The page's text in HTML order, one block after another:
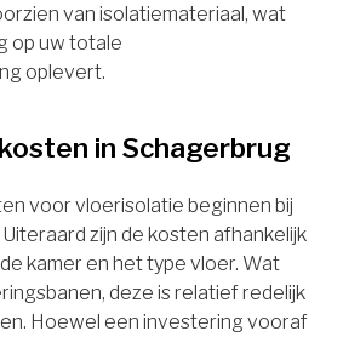
van isolatiemateriaal, wat
op uw totale
oplevert.
in Schagerbrug
voor vloerisolatie beginnen bij
zijn de kosten afhankelijk
kamer en het type vloer. Wat
deze is relatief redelijk
Hoewel een investering vooraf